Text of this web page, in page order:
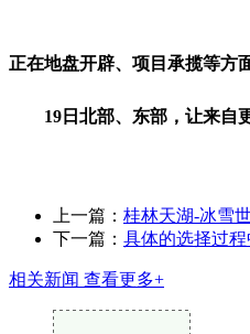
正在地盘开辟、项目承揽等方
19日北部、东部，让来自更
上一篇： 桂林天湖-冰雪
下一篇： 具体的选择过程
相关新闻 查看更多+